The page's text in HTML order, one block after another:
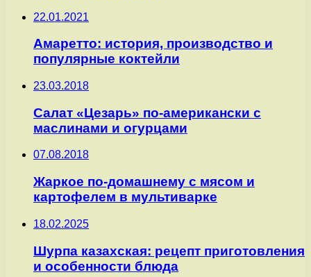
22.01.2021
Амаретто: история, производство и
популярные коктейли
23.03.2018
Салат «Цезарь» по-американски с
маслинами и огурцами
07.08.2018
Жаркое по-домашнему с мясом и
картофелем в мультиварке
18.02.2025
Шурпа казахская: рецепт приготовления
и особенности блюда